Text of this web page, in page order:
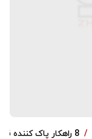
8 راهکار پاک کننده قوی چربی خانگی | تضمینی و ساده